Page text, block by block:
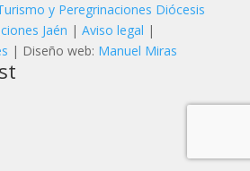
y Peregrinaciones Diócesis
Jaén | Aviso legal |
| Diseño web: Manuel Miras